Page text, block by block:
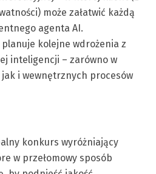
może załatwić każdą
agenta AI.
planuje kolejne wdrożenia z
inteligencji – zarówno w
i wewnętrznych procesów
konkurs wyróżniający
w przełomowy sposób